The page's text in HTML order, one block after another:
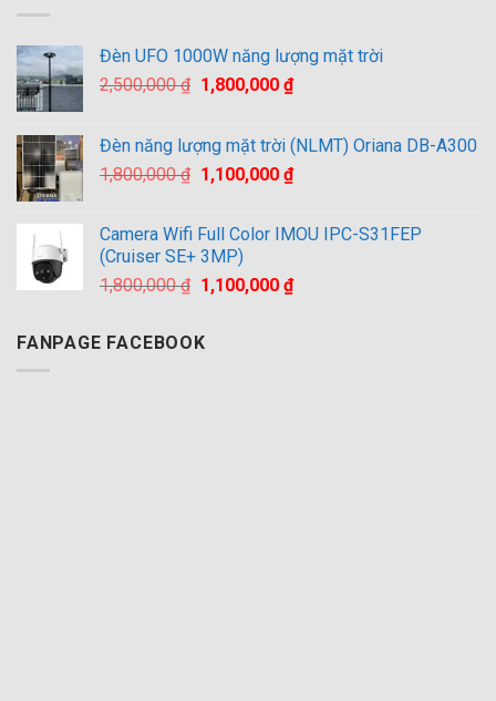
Đèn UFO 1000W năng lượng mặt trời
2,500,000₫ Giá
2,500,000 ₫.
1,800,000 ₫Giá
là:
1,800,000 ₫.
Đèn năng lượng mặt trời (NLMT) Oriana DB-A300
1,800,000₫ Giá
1,800,000 ₫.
1,100,000 ₫Giá
là:
Camera Wifi Full Color IMOU IPC-S31FEP
(Cruiser SE+ 3MP)
1,800,000₫ Giá
là:
1,800,000 ₫.
1,100,000 ₫Giá
FANPAGE FACEBOOK